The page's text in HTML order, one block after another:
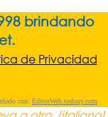
brindando
de Privacidad
con: EditorWeb.todouy.com